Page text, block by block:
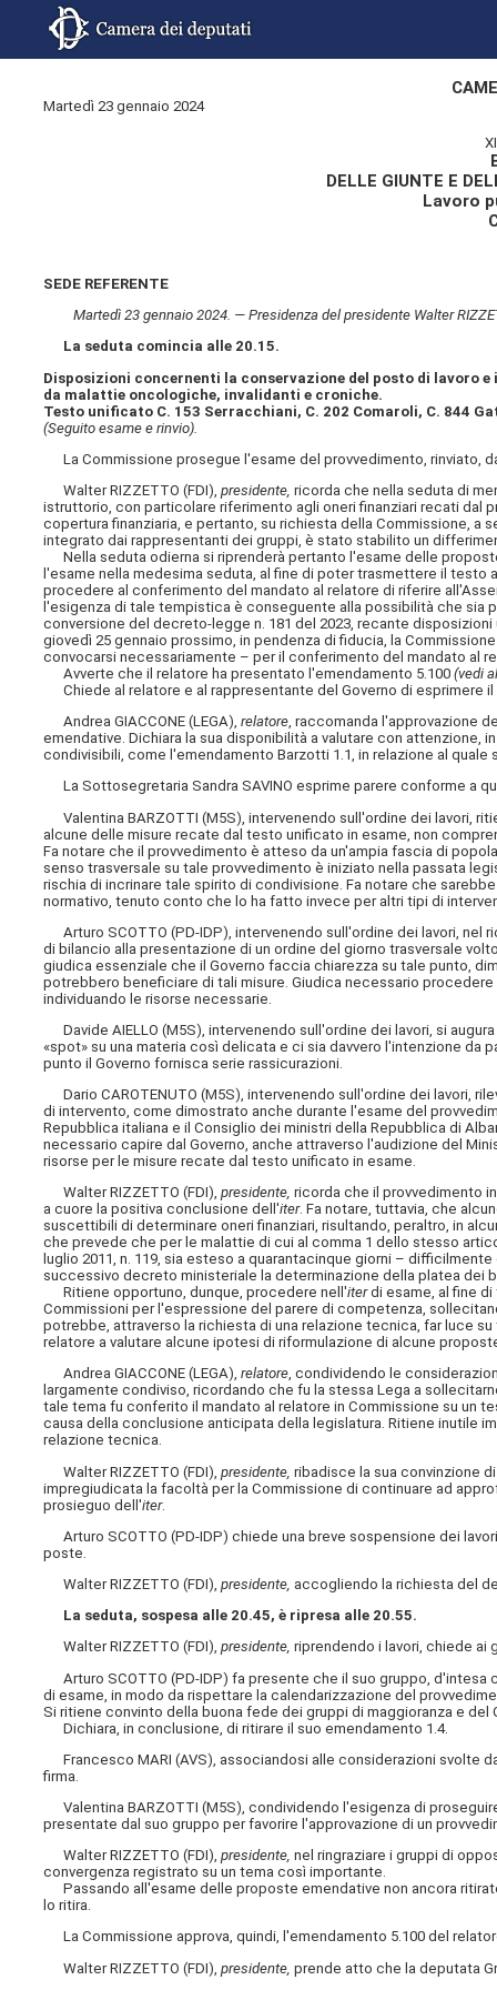
Martedì 23 gennaio 2024
DELLE GIUNTE E
Lavoro
SEDE REFERENTE
Martedì 23 gennaio 2024. — Presidenza del presidente Walter
La seduta comincia alle 20.15.
Disposizioni concernenti la conservazione del posto di lavoro
da malattie oncologiche, invalidanti e croniche.
Testo unificato C. 153 Serracchiani, C. 202 Comaroli, C. 844
(Seguito esame e rinvio).
La Commissione prosegue l'esame del provvedimento, rinviato,
Walter RIZZETTO (FDI), presidente, ricorda che nella seduta di
istruttorio, con particolare riferimento agli oneri finanziari recati dal
copertura finanziaria, e pertanto, su richiesta della Commissione,
integrato dai rappresentanti dei gruppi, è stato stabilito un
Nella seduta odierna si riprenderà pertanto l'esame delle
l'esame nella medesima seduta, al fine di poter trasmettere il
procedere al conferimento del mandato al relatore di riferire
l'esigenza di tale tempistica è conseguente alla possibilità che sia
conversione del decreto-legge n. 181 del 2023, recante
giovedì 25 gennaio prossimo, in pendenza di fiducia, la
convocarsi necessariamente – per il conferimento delmandato al
Avverte che il relatore ha presentato l'emendamento 5.100(vedi
Chiede al relatore e al rappresentante del Governo di esprimere
Andrea GIACCONE (LEGA),relatore, raccomanda l'approvazione
emendative. Dichiara la sua disponibilità a valutare con
condivisibili, come l'emendamento Barzotti 1.1, in relazione al
La Sottosegretaria Sandra SAVINO esprime parere conforme a
Valentina BARZOTTI (M5S), intervenendo sull'ordine dei lavori,
alcune delle misure recate dal testo unificato in esame, non
Fa notare che il provvedimento è atteso da un'ampia fascia di
senso trasversale su tale provvedimento è iniziato nella passata
rischia di incrinare tale spirito di condivisione. Fa notare che
normativo, tenuto conto che lo ha fatto invece per altri tipi di
Arturo SCOTTO (PD-IDP), intervenendo sull'ordine dei lavori,
di bilancio alla presentazione di un ordine del giorno trasversale
giudica essenziale che il Governo faccia chiarezza su tale punto,
potrebbero beneficiare di tali misure. Giudica necessario
individuando le risorse necessarie.
Davide AIELLO (M5S), intervenendo sull'ordine dei lavori, si
«spot» su una materia così delicata e ci sia davvero l'intenzione da
punto il Governo fornisca serie rassicurazioni.
Dario CAROTENUTO (M5S), intervenendo sull'ordine dei lavori,
di intervento, come dimostrato anche durante l'esame del
Repubblica italiana e il Consiglio dei ministri della Repubblica di
necessario capire dal Governo, anche attraverso l'audizione del
risorse per le misure recate dal testo unificato in esame.
Walter RIZZETTO (FDI), presidente, ricorda che il provvedimento
a cuore la positiva conclusione dell'iter. Fa notare, tuttavia, che
suscettibili di determinare oneri finanziari, risultando, peraltro, in
che prevede che per le malattie di cui al comma 1 dello stesso
luglio 2011, n. 119, sia esteso a quarantacinque giorni –
successivo decreto ministeriale la determinazione della platea dei
Ritiene opportuno, dunque, procedere nell'iterdi esame, al fine
Commissioni per l'espressione del parere di competenza,
potrebbe, attraverso la richiesta di una relazione tecnica, far luce
relatore a valutare alcune ipotesi di riformulazione di alcune
Andrea GIACCONE (LEGA),relatore, condividendo le
largamente condiviso, ricordando che fu la stessa Lega a
tale tema fu conferito il mandato al relatore in Commissione su un
causa della conclusione anticipata della legislatura. Ritiene inutile
relazione tecnica.
Walter RIZZETTO (FDI), presidente, ribadisce la sua convinzione
impregiudicata la facoltà per la Commissione di continuare ad
prosieguo dell'iter.
Arturo SCOTTO (PD-IDP) chiede una breve sospensione dei
poste.
Walter RIZZETTO (FDI), presidente, accogliendo la richiesta del
La seduta, sospesa alle 20.45, è ripresa alle 20.55.
Walter RIZZETTO (FDI), presidente, riprendendo i lavori, chiede ai
Arturo SCOTTO (PD-IDP) fa presente che il suo gruppo,
di esame, in modo da rispettare la calendarizzazione del
Si ritiene convinto della buona fede dei gruppi di maggioranza e
Dichiara, in conclusione, di ritirare il suo emendamento 1.4.
Francesco MARI (AVS), associandosi alle considerazioni svolte
firma.
Valentina BARZOTTI (M5S), condividendo l'esigenza di
presentate dal suo gruppo per favorire l'approvazione di un
Walter RIZZETTO (FDI), presidente, nel ringraziare i gruppi di
convergenza registrato su un tema così importante.
Passando all'esame delle proposte emendative non ancora
lo ritira.
La Commissione approva, quindi, l'emendamento 5.100 del
Walter RIZZETTO (FDI), presidente, prende atto che la deputata